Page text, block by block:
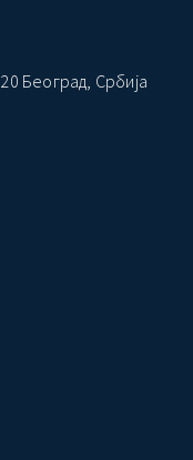
Београд, Србија